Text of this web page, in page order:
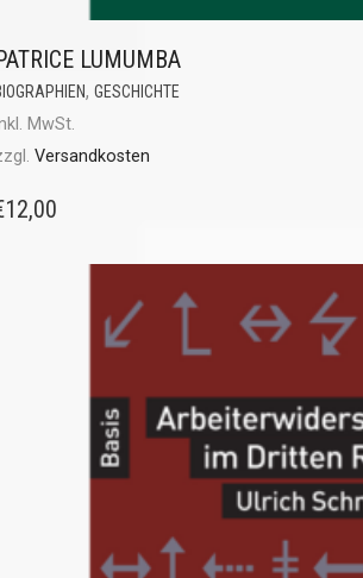
LUMUMBA
, GESCHICHTE
MwSt.
Versandkosten
12,00